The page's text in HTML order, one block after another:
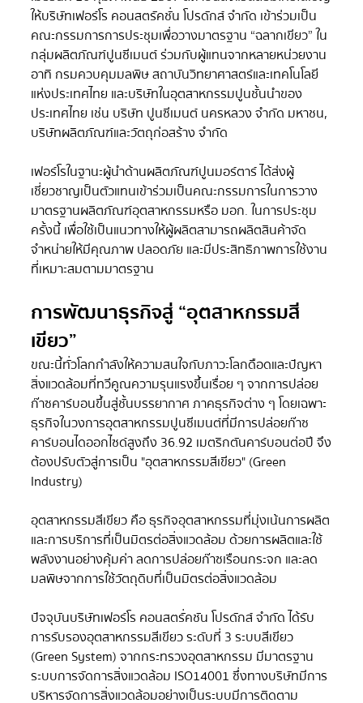
ให้บริษัทเฟอร์โร คอนสตรัคชั่น โปรดักส์ จำกัด เข้าร่วมเป็น
คณะกรรมการการประชุมเพื่อวางมาตรฐาน “ฉลากเขียว” ใน
กลุ่มผลิตภัณฑ์ปูนซีเมนต์ ร่วมกับผู้แทนจากหลายหน่วยงาน
อาทิ กรมควบคุมมลพิษ สถาบันวิทยาศาสตร์และเทคโนโลยี
แห่งประเทศไทย และบริษัทในอุตสาหกรรมปูนชั้นนำของ
ประเทศไทย เช่น บริษัท ปูนซีเมนต์ นครหลวง จำกัด มหาชน,
บริษัทผลิตภัณฑ์และวัตถุก่อสร้าง จํากัด
เฟอร์โรในฐานะผู้นำด้านผลิตภัณฑ์ปูนมอร์ตาร์ ได้ส่งผู้
เชี่ยวชาญเป็นตัวแทนเข้าร่วมเป็นคณะกรรมการในการวาง
มาตรฐานผลิตภัณฑ์อุตสาหกรรม หรือ  มอก. ในการประชุม
ครั้งนี้  เพื่อใช้เป็นแนวทางให้ผู้ผลิต สามารถผลิตสินค้าจัด
จำหน่ายให้มีคุณภาพ  ปลอดภัย  และมีประสิทธิภาพการใช้งาน
ที่เหมาะสมตามมาตรฐาน
การพัฒนาธุรกิจสู่  “อุตสาหกรรมสี
เขียว”
ขณะนี้ทั่วโลกกำลังให้ความสนใจกับภาวะโลกดือดและปัญหา
สิ่งแวดล้อมที่ทวีคูณความรุนแรงขึ้นเรื่อย ๆ จากการปล่อย
ก๊าซคาร์บอนขึ้นสู่ชั้นบรรยากาศ ภาคธุรกิจต่าง ๆ โดยเฉพาะ
ธุรกิจในวงการอุตสาหกรรมปูนซีเมนต์ที่มีการปล่อยก๊าซ
คาร์บอนไดออกไซด์สูงถึง 36.92 เมตริกตันคาร์บอนต่อปี จึง
ต้องปรับตัวสู่การเป็น "อุตสาหกรรมสีเขียว" (Green
Industry)
อุตสาหกรรมสีเขียว คือ ธุรกิจอุตสาหกรรมที่มุ่งเน้นการผลิต
และการบริการที่เป็นมิตรต่อสิ่งแวดล้อม ด้วยการผลิตและใช้
พลังงานอย่างคุ้มค่า ลดการปล่อยก๊าซเรือนกระจก และลด
มลพิษจากการใช้วัตถุดิบที่เป็นมิตรต่อสิ่งแวดล้อม
ปัจจุบันบริษัทเฟอร์โร  คอนสตรั่คชัน  โปรดักส์  จำกัด  ได้รับ
การรับรองอุตสาหกรรมสีเขียว  ระดับที่  3 ระบบสีเขียว
(Green System) จากกระทรวงอุตสาหกรรม  มีมาตรฐาน
ระบบการจัดการสิ่งแวดล้อม  ISO14001 ซึ่งทางบริษัทมีการ
บริหารจัดการสิ่งแวดล้อมอย่างเป็นระบบ มีการติดตาม